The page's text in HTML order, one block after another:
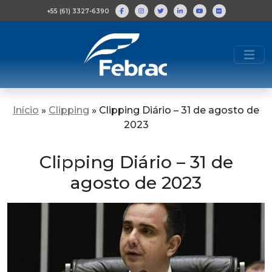
+55 (61) 3327-6390
Início » Clipping » Clipping Diário – 31 de agosto de
2023
Clipping Diário – 31 de
agosto de 2023